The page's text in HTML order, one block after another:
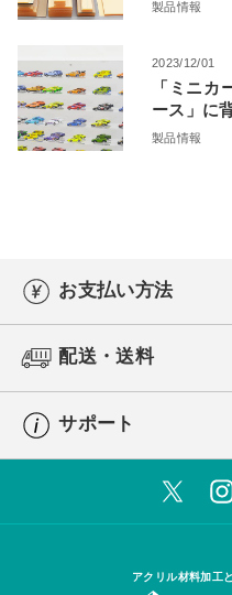
製品情報
2023/12/01
「ミニ
ース」に
製品情報
お支払い方法
配送・送料
サポート
アクリル材料加工